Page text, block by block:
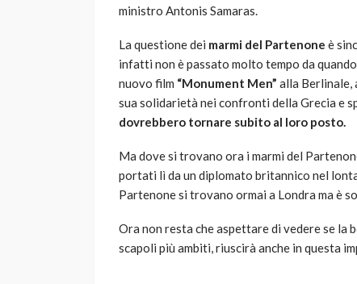
ministro Antonis Samaras.
La questione dei marmi del Partenone è
infatti non è passato molto tempo da
nuovo film “Monument Men” alla Berlinale,
sua solidarietà nei confronti della Grecia e
dovrebbero tornare subito al loro posto.
Ma dove si trovano ora i marmi del
portati lì da un diplomato britannico nel
Partenone si trovano ormai a Londra ma è
Ora non resta che aspettare di vedere se la
scapoli più ambiti, riuscirà anche in questa